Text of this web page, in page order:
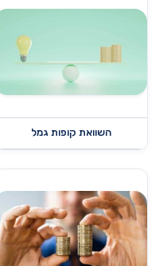
השוואת קופות גמל